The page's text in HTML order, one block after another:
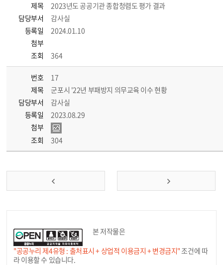
제목
2023년도 공공기관 종합청렴도 평가 결과
담당부서
감사실
등록일
2024.01.10
첨부
조회
364
번호
17
제목
군포시 '22년 부패방지 의무교육 이수 현황
담당부서
감사실
등록일
2023.08.29
첨부
조회
304
본 저작물은
"공공누리 제4유형 : 출처표시 + 상업적 이용금지 + 변경금지"조건에 따
라 이용할 수 있습니다.